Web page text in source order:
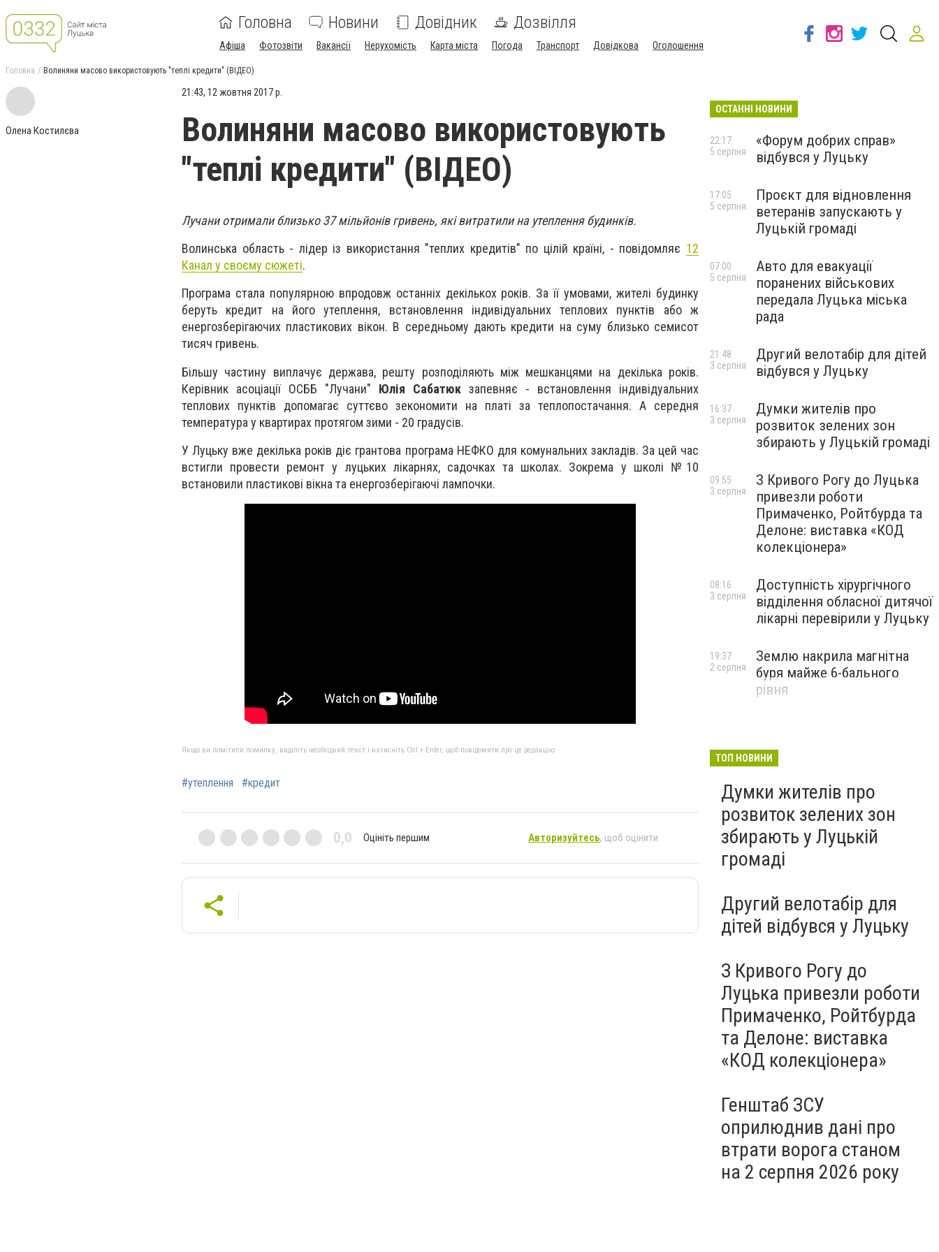
Головна Новини Довідник Дозвілля
Афіша Фотозвіти Вакансії Нерухомість Карта міста Погода Транспорт Довідкова Оголошення
Головна Волиняни масово використовують "теплі кредити" (ВІДЕО)
Олена Костилєва
21:43, 12 жовтня 2017 р.
Волиняни масово використовують
"теплі кредити" (ВІДЕО)
Лучани отримали близько 37 мільйонів гривень, які витратили на утеплення будинків.
Волинська область - лідер із використання "теплих кредитів" по цілій країні, - повідомляє 12
Канал у своєму сюжеті.
Програма стала популярною впродовж останніх декількох років. За її умовами, жителі будинку
беруть кредит на його утеплення, встановлення індивідуальних теплових пунктів або ж
енергозберігаючих пластикових вікон. В середньому дають кредити на суму близько семисот
тисяч гривень.
Більшу частину виплачує держава, решту розподіляють між мешканцями на декілька років.
Керівник асоціації ОСББ "Лучани" Юлія Сабатюк запевняє - встановлення індивідуальних
теплових пунктів допомагає суттєво зекономити на платі за теплопостачання. А середня
температура у квартирах протягом зими - 20 градусів.
У Луцьку вже декілька років діє грантова програма НЕФКО для комунальних закладів. За цей час
встигли провести ремонт у луцьких лікарнях, садочках та школах. Зокрема у школі №10
встановили пластикові вікна та енергозберігаючі лампочки.
Якщо ви помітили помилку, виділіть необхідний текст і натисніть Ctrl + Enter, щоб повідомити про це редакцію
#утеплення #кредит
0,0 Оцініть першим Авторизуйтесь, щоб оцінити
ОСТАННІ НОВИНИ
«Форум добрих справ»
відбувся у Луцьку
22:17
5 серпня
Проєкт для відновлення
ветеранів запускають у
Луцькій громаді
17:05
5 серпня
Авто для евакуації
поранених військових
передала Луцька міська
рада
07:00
5 серпня
Другий велотабір для дітей
відбувся у Луцьку
21:48
3 серпня
Думки жителів про
розвиток зелених зон
збирають у Луцькій громаді
16:37
3 серпня
З Кривого Рогу до Луцька
привезли роботи
Примаченко, Ройтбурда та
Делоне: виставка «КОД
колекціонера»
09:55
3 серпня
Доступність хірургічного
відділення обласної дитячої
лікарні перевірили у Луцьку
08:16
3 серпня
Землю накрила магнітна
буря майже 6-бального
рівня
19:37
2 серпня
ТОП НОВИНИ
Думки жителів про
розвиток зелених зон
збирають у Луцькій
громаді
Другий велотабір для
дітей відбувся у Луцьку
З Кривого Рогу до
Луцька привезли роботи
Примаченко, Ройтбурда
та Делоне: виставка
«КОД колекціонера»
Генштаб ЗСУ
оприлюднив дані про
втрати ворога станом
на 2 серпня 2026 року